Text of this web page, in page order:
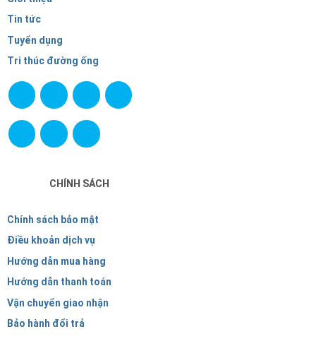
Tin tức
Tuyển dụng
Tri thúc đường ống
CHÍNH SÁCH
Chính sách bảo mật
Điều khoản dịch vụ
Hướng dẫn mua hàng
Hướng dẫn thanh toán
Vận chuyển giao nhận
Bảo hành đổi trả